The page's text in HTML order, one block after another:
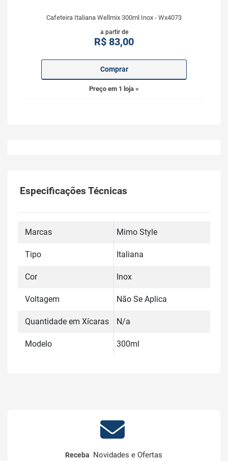
Cafeteira Italiana Wellmix 300ml Inox - Wx4073
a partir de
R$ 83,00
Comprar
Preço em 1 loja »
Especificações Técnicas
Marcas Mimo Style
Tipo Italiana
Cor Inox
Voltagem Não Se Aplica
Quantidade em Xícaras N/a
Modelo 300ml
Receba Novidades e Ofertas